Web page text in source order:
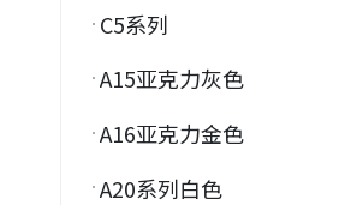
C5系列
A15亚克力灰色
A16亚克力金色
A20系列白色